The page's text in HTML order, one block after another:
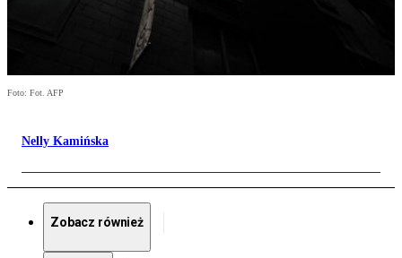
Foto: Fot. AFP
Nelly Kamińska
Zobacz również